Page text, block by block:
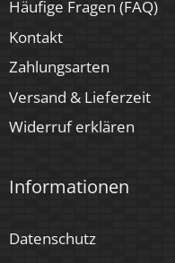
Häufige Fragen (FAQ)
Kontakt
Zahlungsarten
Versand & Lieferzeit
Widerruf erklären
Informationen
Datenschutz